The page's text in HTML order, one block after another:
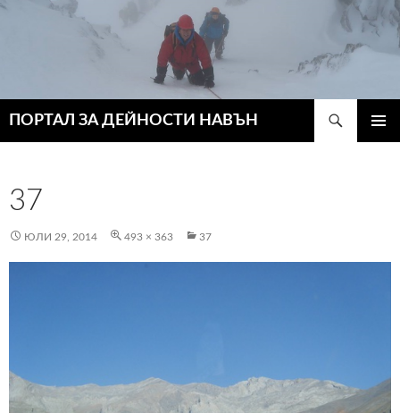
ПОРТАЛ ЗА ДЕЙНОСТИ НАВЪН
37
ЮЛИ 29, 2014 493 × 363 37